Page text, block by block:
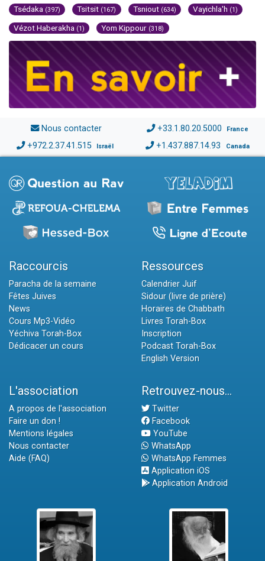
Tsédaka (397) Tsitsit (167) Tsniout (634) Vayichla'h (1)
Vézot Haberakha (1) Yom Kippour (318)
Nous contacter +33.1.80.20.5000 France
+972.2.37.41.515 Israël +1.437.887.14.93 Canada
Raccourcis
Paracha de la semaine
Fêtes Juives
News
Cours Mp3-Vidéo
Yéchiva Torah-Box
Dédicacer un cours
Ressources
Calendrier Juif
Sidour (livre de prière)
Horaires de Chabbath
Livres Torah-Box
Inscription
Podcast Torah-Box
English Version
L'association
A propos de l'association
Faire un don !
Mentions légales
Nous contacter
Aide (FAQ)
Retrouvez-nous...
Twitter
Facebook
YouTube
WhatsApp
WhatsApp Femmes
Application iOS
Application Android